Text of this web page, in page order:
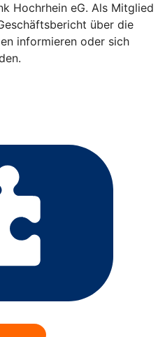
Hochrhein eG. Als Mitglied
über die
informieren oder sich